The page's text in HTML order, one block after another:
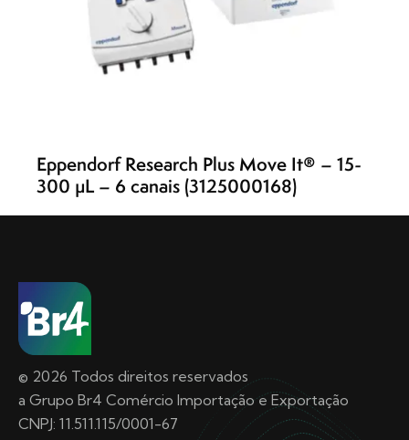
Eppendorf Research Plus Move It® – 15-
300 µL – 6 canais (3125000168)
© 2026 Todos direitos reservados
a Grupo Br4 Comércio Importação e Exportação
CNPJ: 11.511.115/0001-67